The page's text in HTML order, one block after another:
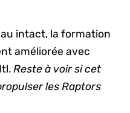
intact, la formation
améliorée avec
Reste à voir si cet
les Raptors